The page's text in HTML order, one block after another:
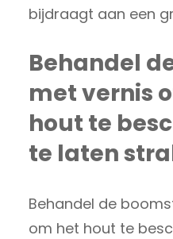
bijdraagt aan een
Behandel
met vernis
hout te
te laten
Behandel de
om het hout te